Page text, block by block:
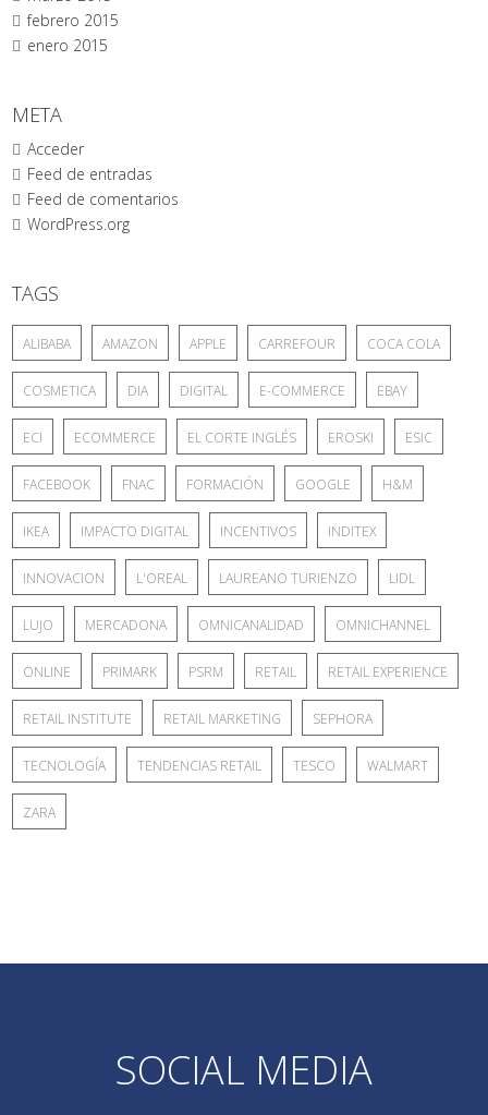
febrero 2015
enero 2015
META
Acceder
Feed de entradas
Feed de comentarios
WordPress.org
TAGS
ALIBABA AMAZON APPLE CARREFOUR COCA COLA
COSMETICA DIA DIGITAL E-COMMERCE EBAY
ECI ECOMMERCE EL CORTE INGLÉS EROSKI ESIC
FACEBOOK FNAC FORMACIÓN GOOGLE H&M
IKEA IMPACTO DIGITAL INCENTIVOS INDITEX
INNOVACION L'OREAL LAUREANO TURIENZO LIDL
LUJO MERCADONA OMNICANALIDAD OMNICHANNEL
ONLINE PRIMARK PSRM RETAIL RETAIL EXPERIENCE
RETAIL INSTITUTE RETAIL MARKETING SEPHORA
TECNOLOGÍA TENDENCIAS RETAIL TESCO WALMART
ZARA
SOCIAL MEDIA